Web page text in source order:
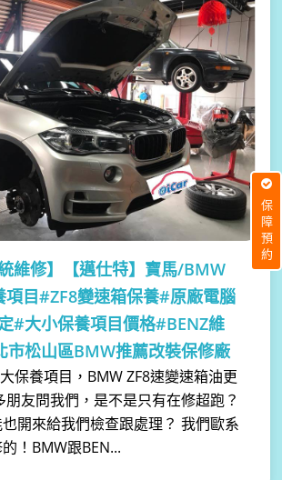
維修】
【邁仕特】寶馬/BMW
項目#ZF8變速箱保養#原廠電腦
#大小保養項目價格#BENZ維
市松山區BMW推薦改裝保修廠
保養項目，BMW ZF8速變速箱油更
朋友問我們，是不是只有在修超跑？
開來給我們檢查跟處理？ 我們歐系
！BMW跟BEN...
保障預約